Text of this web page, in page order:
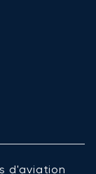
d'aviation